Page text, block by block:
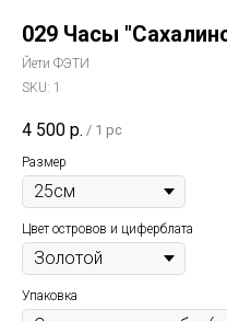
029 Часы
Йети ФЭТИ
SKU: 1
4 500 р. / 1 pc
Размер
Цвет островов и циферблата
Упаковка